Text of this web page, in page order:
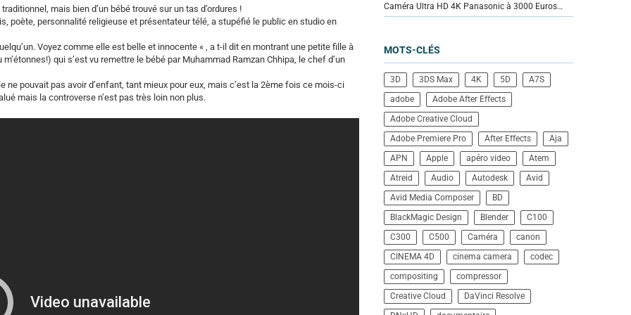
mais bien d’un bébé trouvé sur un tas d’ordures !
poète, personnalité religieuse et présentateur télé, a stupéfié le public en studio en
Voyez comme elle est belle et innocente « , a t-il dit en montrant une petite fille à
qui s’est vu remettre le bébé par Muhammad Ramzan Chhipa, le chef d’un
pouvait pas avoir d’enfant, tant mieux pour eux, mais c’est la 2ème fois ce mois-ci
mais la controverse n’est pas très loin non plus.
Caméra Ultra HD 4K Panasonic à 3000 Euros…
MOTS-CLÉS
3D 3DS Max 4K 5D
A7S
adobe
Adobe After Effects
Adobe Creative Cloud
Adobe Premiere Pro
After Effects
Aja
APN
Apple apéro video
Atem
Atreid
Audio Autodesk
Avid
Avid Media Composer
BD
BlackMagic Design
Blender
C100
C300
C500 Caméra
canon
CINEMA 4D
cinema camera
codec
compositing
compressor
Creative Cloud
DaVinci Resolve